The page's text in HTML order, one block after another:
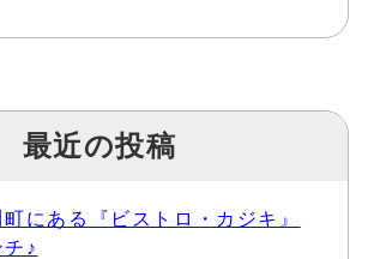
最近の投稿
にある『ビストロ・カジキ』
♪